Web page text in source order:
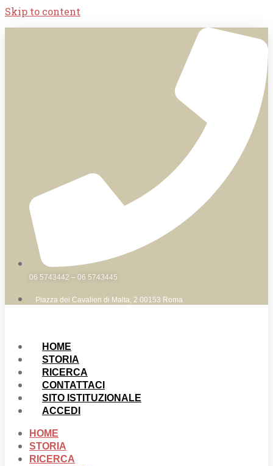
Skip to content
06 5743442 – 06 5743445
Piazza dei Cavalieri di Malta, 2 00153 Roma
HOME
STORIA
RICERCA
CONTATTACI
SITO ISTITUZIONALE
ACCEDI
HOME
STORIA
RICERCA